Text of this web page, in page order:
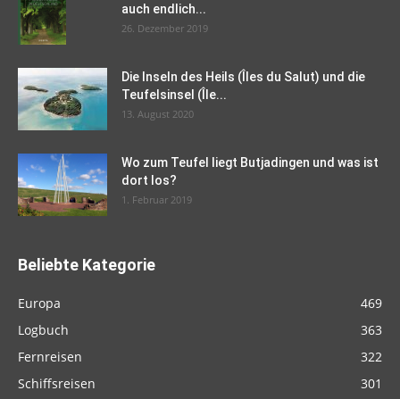
auch endlich...
26. Dezember 2019
Die Inseln des Heils (Îles du Salut) und die
Teufelsinsel (Île...
13. August 2020
Wo zum Teufel liegt Butjadingen und was ist
dort los?
1. Februar 2019
Beliebte Kategorie
Europa
469
Logbuch
363
Fernreisen
322
Schiffsreisen
301